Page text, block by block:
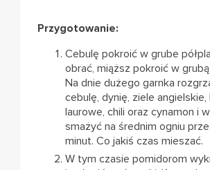
Przygotowanie:
Cebulę pokroić w grube
obrać, miąższ pokroić w
Na dnie dużego garnka
cebulę, dynię, ziele angielskie,
laurowe, chili oraz cynamon i
smażyć na średnim ogniu
minut. Co jakiś czas mieszać.
W tym czasie pomidorom